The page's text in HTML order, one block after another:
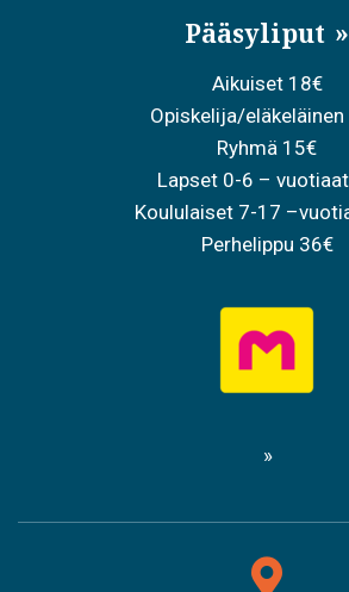
Pääsyliput
Aikuiset 18€
Opiskelija/
Ryhmä 15€
Lapset 0-6 –
Koululaiset 7-17
Perhelippu 36€